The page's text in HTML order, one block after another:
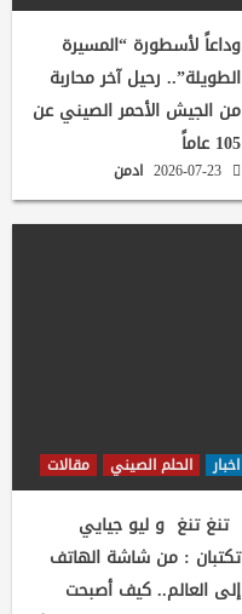
وداعاً لأسطورة “المسيرة
الطويلة”.. رحيل آخر محاربة
من الجيش الأحمر الصيني عن
105 عاماً
ادمن
اخبار الحلم الصيني مقالات
تنغ تنغ و ليو جيايي
تكتبان : من شاشة الهاتف
إلى العالم.. كيف أصبحت